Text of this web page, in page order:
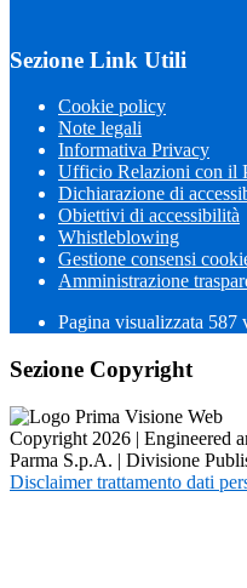
Sezione Link Utili
Cookie policy
Note legali
Informativa Privacy
Ufficio Relazioni con il
Dichiarazione di
Obiettivi di accessibilità
Whistleblowing
Gestione consensi
Amministrazione
Pagina visualizzata 587
Sezione Copyright
Copyright 2026 | Engineered
Parma S.p.A. | Divisione
Disclaimer trattamento dati